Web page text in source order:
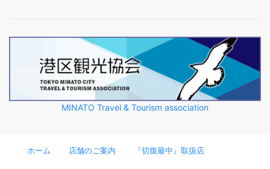
MINATO Travel & Tourism association
ホーム 店舗のご案内 『切腹最中』取扱店